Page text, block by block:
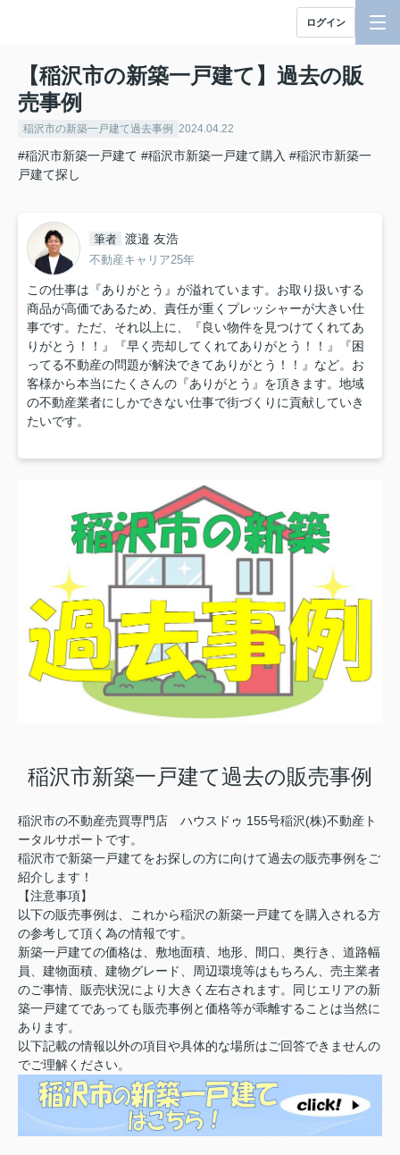
ログイン
【稲沢市の新築一戸建て】過去の販
売事例
稲沢市の新築一戸建て過去事例 2024.04.22
#稲沢市新築一戸建て #稲沢市新築一戸建て購入 #稲沢市新築一
戸建て探し
筆者 渡邉 友浩
不動産キャリア25年
この仕事は『ありがとう』が溢れています。お取り扱いする
商品が高価であるため、責任が重くプレッシャーが大きい仕
事です。ただ、それ以上に、『良い物件を見つけてくれてあ
りがとう！！』『早く売却してくれてありがとう！！』『困
ってる不動産の問題が解決できてありがとう！！』など。お
客様から本当にたくさんの『ありがとう』を頂きます。地域
の不動産業者にしかできない仕事で街づくりに貢献していき
たいです。
稲沢市新築一戸建て過去の販売事例
稲沢市の不動産売買専門店 ハウスドゥ 155号稲沢(株)不動産ト
ータルサポートです。
稲沢市で新築一戸建てをお探しの方に向けて過去の販売事例をご
紹介します！
【注意事項】
以下の販売事例は、これから稲沢の新築一戸建てを購入される方
の参考して頂く為の情報です。
新築一戸建ての価格は、敷地面積、地形、間口、奥行き、道路幅
員、建物面積、建物グレード、周辺環境等はもちろん、売主業者
のご事情、販売状況により大きく左右されます。同じエリアの新
築一戸建てであっても販売事例と価格等が乖離することは当然に
あります。
以下記載の情報以外の項目や具体的な場所はご回答できませんの
でご理解ください。